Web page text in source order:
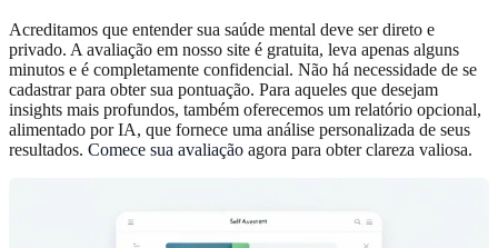
Acreditamos que entender sua saúde mental deve ser direto e
privado. A avaliação em nosso site é gratuita, leva apenas alguns
minutos e é completamente confidencial. Não há necessidade de se
cadastrar para obter sua pontuação. Para aqueles que desejam
insights mais profundos, também oferecemos um relatório opcional,
alimentado por IA, que fornece uma análise personalizada de seus
resultados. Comece sua avaliação agora para obter clareza valiosa.